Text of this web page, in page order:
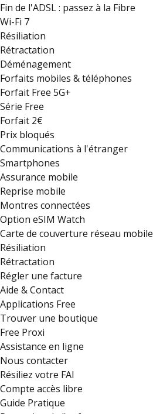
Fin de l'ADSL : passez à la Fibre
Wi-Fi 7
Résiliation
Rétractation
Déménagement
Forfaits mobiles & téléphones
Forfait Free 5G+
Série Free
Forfait 2€
Prix bloqués
Communications à l'étranger
Smartphones
Assurance mobile
Reprise mobile
Montres connectées
Option eSIM Watch
Carte de couverture réseau mobile
Résiliation
Rétractation
Régler une facture
Aide & Contact
Applications Free
Trouver une boutique
Free Proxi
Assistance en ligne
Nous contacter
Résiliez votre FAI
Compte accès libre
Guide Pratique